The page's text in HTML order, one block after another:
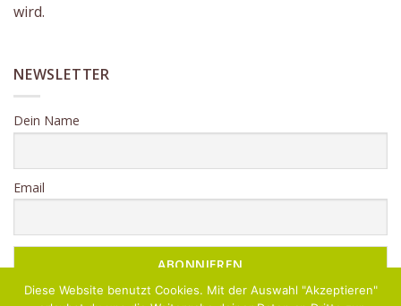
wird.
NEWSLETTER
Dein Name
Email
Diese Website benutzt Cookies. Mit der Auswahl "Akzeptieren"